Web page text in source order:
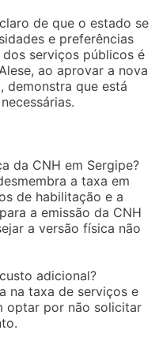
de que o estado se
e preferências
serviços públicos é
ao aprovar a nova
demonstra que está
da CNH em Sergipe?
a taxa em
de habilitação e a
a emissão da CNH
a versão física não
adicional?
na taxa de serviços e
optar por não solicitar